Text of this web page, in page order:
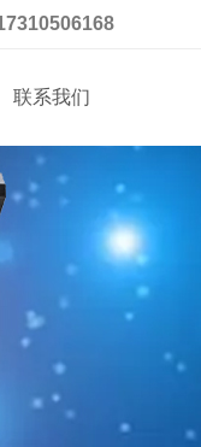
联系我们